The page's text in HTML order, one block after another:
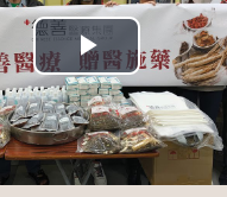
Play
Video